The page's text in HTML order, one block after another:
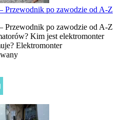
Przewodnik po zawodzie od A-Z
Przewodnik po zawodzie od A-Z
Kim jest elektromonter
Elektromonter